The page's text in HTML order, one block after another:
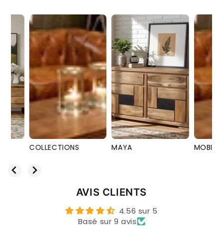
COLLECTIONS MAYA MOBILIER
AVIS CLIENTS
4.56 sur 5
Basé sur 9 avis